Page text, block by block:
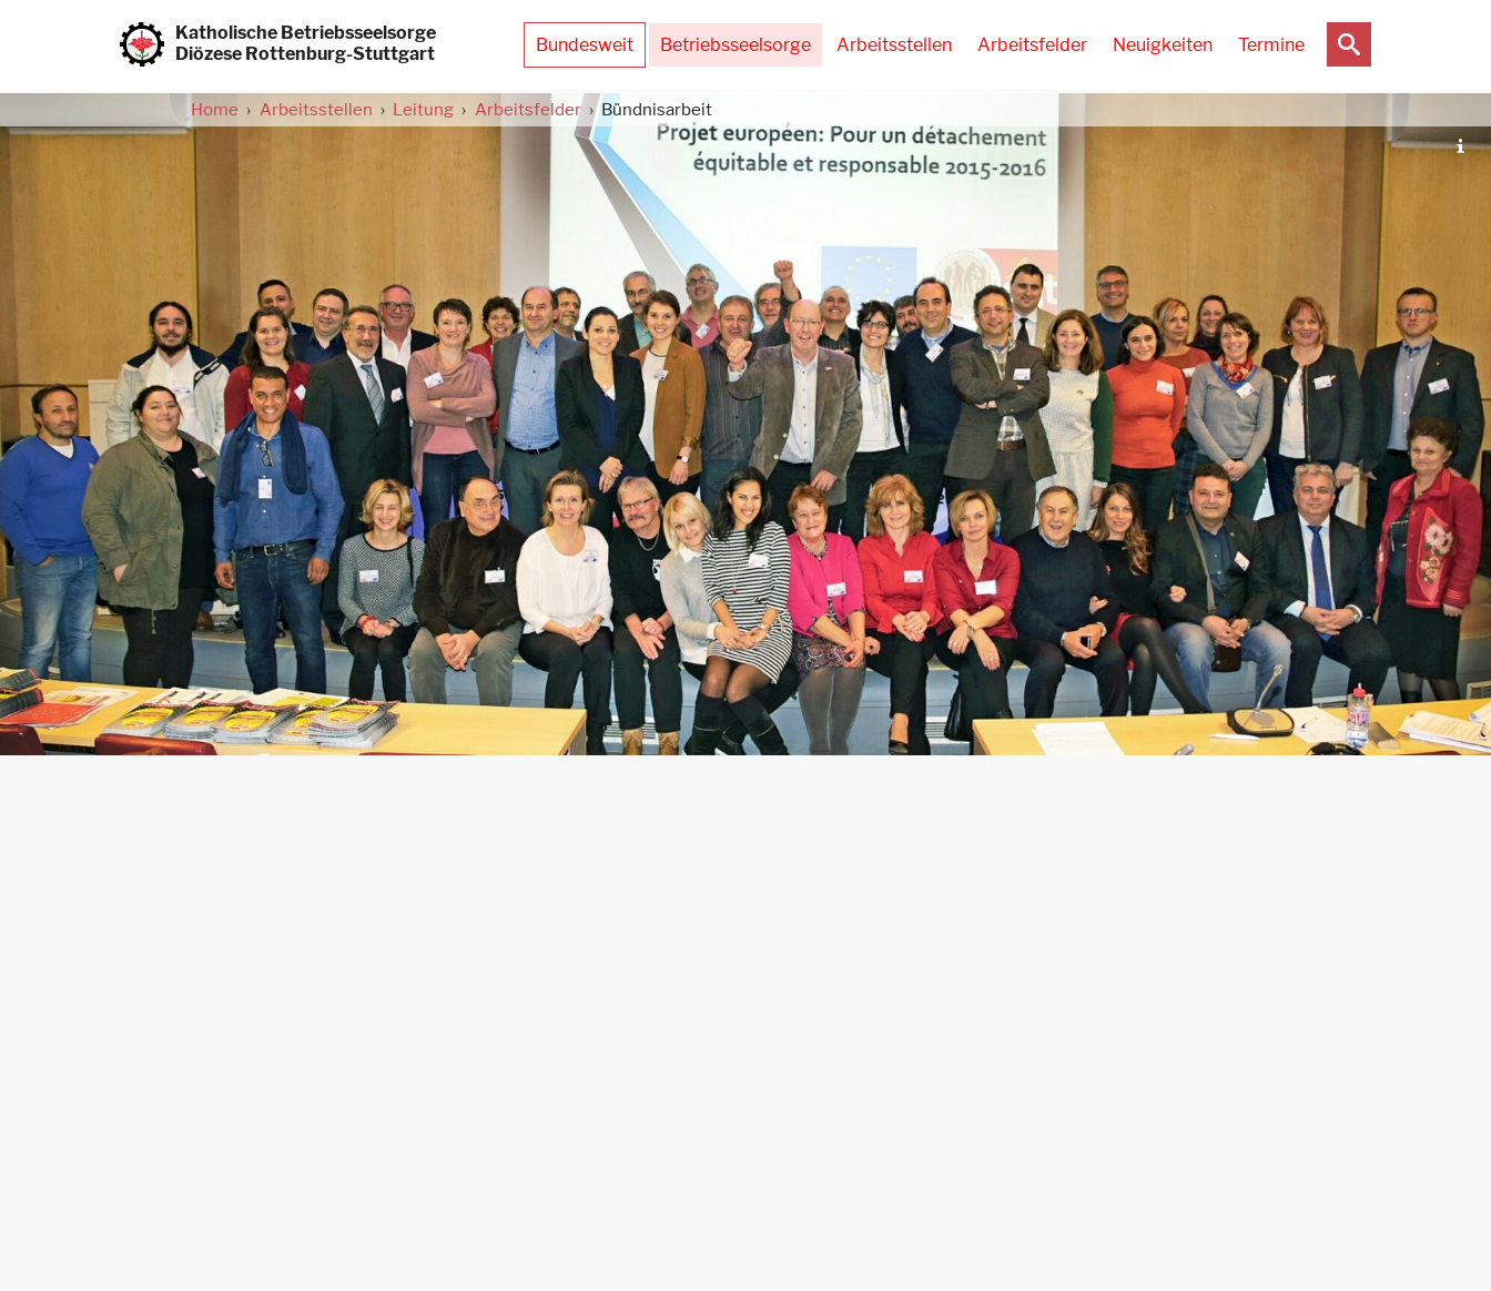
Katholische Betriebsseelsorge
Diözese Rottenburg-Stuttgart
Bundesweit Betriebsseelsorge Arbeitsstellen Arbeitsfelder Neuigkeiten Termine
Pfadnavigation
Home Arbeitsstellen Leitung Arbeitsfelder Bündnisarbeit